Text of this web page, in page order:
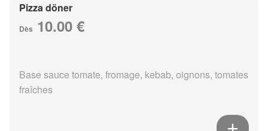
Pizza döner
Dès 10.00 €
Base sauce tomate, fromage, kebab, oignons, tomates
fraîches